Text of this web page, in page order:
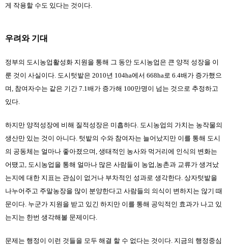
게 작용할 수도 있다는 것이다.
우려와 기대
정부의 도시농업활성화 지원을 통해 그 동안 도시농업은 큰 양적 성장을 이
룬 것이 사실이다. 도시텃밭은 2010년 104ha에서 668ha로 6.4배가 증가했으
며, 참여자수는 같은 기간 7.1배가 증가해 100만명이 넘는 것으로 추정하고
있다.
하지만 양적성장에 비해 질적성장은 미흡하다. 도시농업의 가치는 농작물의
생산만 있는 것이 아니다. 텃밭의 수와 참여자는 늘어났지만 이를 통해 도시
의 공동체는 얼마나 좋아졌으며, 생태적인 농사와 먹거리에 인식의 변화는
어땠고, 도시농업을 통해 얼마나 많은 사람들이 농업,농촌과 교류가 생겨났
는지에 대한 지표는 관심이 없거나 부차적인 성과로 생각한다. 상자텃밭을
나누어주고 주말농장을 많이 분양한다고 사람들의 의식이 변하지는 않기 때
문이다. 누군가 지원을 받고 있긴 하지만 이를 통해 공익적인 효과가 나고 있
는지는 한번 생각해볼 문제이다.
문제는 행정이 이런 것들을 모두 해결 할 수 없다는 것이다. 지금의 행정중심